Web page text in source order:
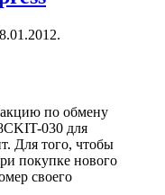
по обмену
030 для
Для того, чтобы
покупке нового
своего